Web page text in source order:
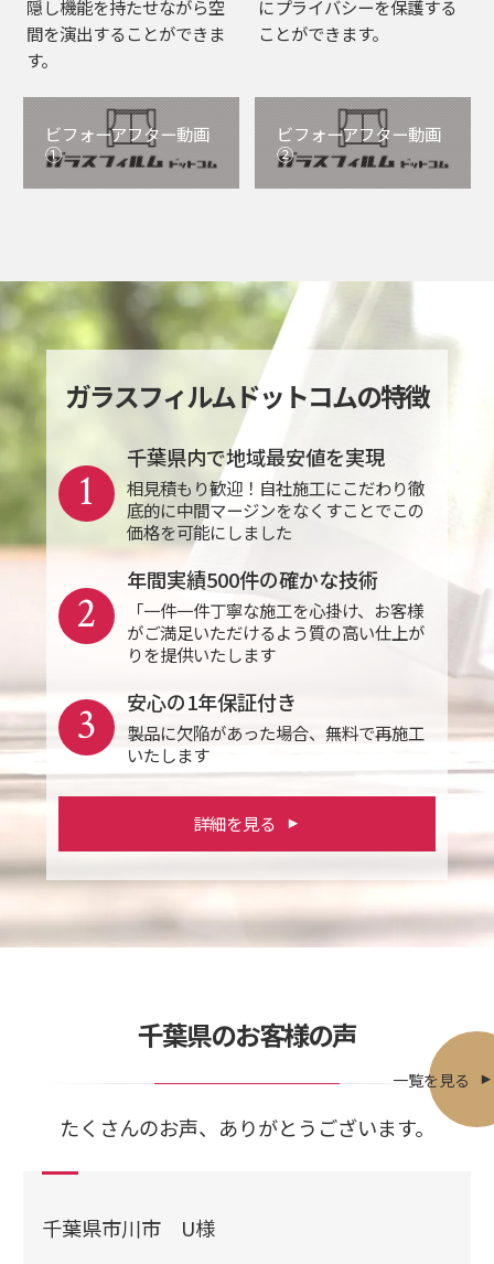
隠し機能を持たせながら空
間を演出することができま
す。
にプライバシーを保護する
ことができます。
ビフォーアフター動画
①
ビフォーアフター動画
②
ガラスフィルムドットコムの特徴
千葉県内で地域最安値を実現
相見積もり歓迎！自社施工にこだわり徹
底的に中間マージンをなくすことでこの
価格を可能にしました
1
年間実績500件の確かな技術
「一件一件丁寧な施工を心掛け、お客様
がご満足いただけるよう質の高い仕上が
りを提供いたします
2
安心の1年保証付き
製品に欠陥があった場合、無料で再施工
いたします
3
詳細を見る
千葉県のお客様の声
たくさんのお声、ありがとうございます。
一覧を見る
千葉県市川市 U様